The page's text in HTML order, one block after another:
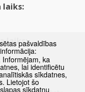
laiks:
laiks:pašvaldības
Informējam, ka
lai identificētu
sīkdatnes,
Lietojot šo
sīkdatņu